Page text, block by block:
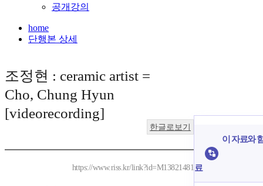
공개강의
home
단행본 상세
조정현 : ceramic artist =
Cho, Chung Hyun
[videorecording]
한글로보기
https://www.riss.kr/link?id=M13821481
이 자료와
료